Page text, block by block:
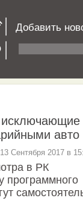
Добавить
исключающие
авто
Сентября 2017 в
в РК
программного